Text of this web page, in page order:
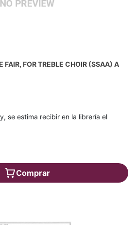
FAIR, FOR TREBLE CHOIR (SSAA) A
se estima recibir en la librería el
Comprar